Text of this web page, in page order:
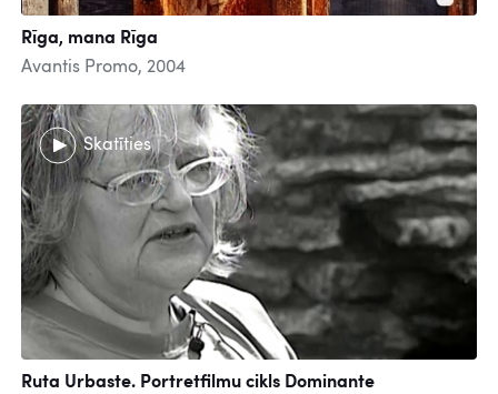
Rīga, mana Rīga
Avantis Promo, 2004
Skatīties
Ruta Urbaste. Portretfilmu cikls Dominante